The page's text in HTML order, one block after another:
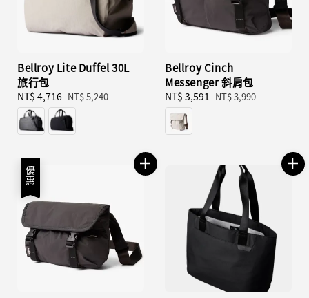
Bellroy Lite Duffel 30L
旅行包
Sale
price
NT$ 4,716 Regular
price
NT$ 5,240
Bellroy Cinch
Messenger 斜肩包
Sale
price
NT$ 3,591 Regular
NT$ 3,990
優惠